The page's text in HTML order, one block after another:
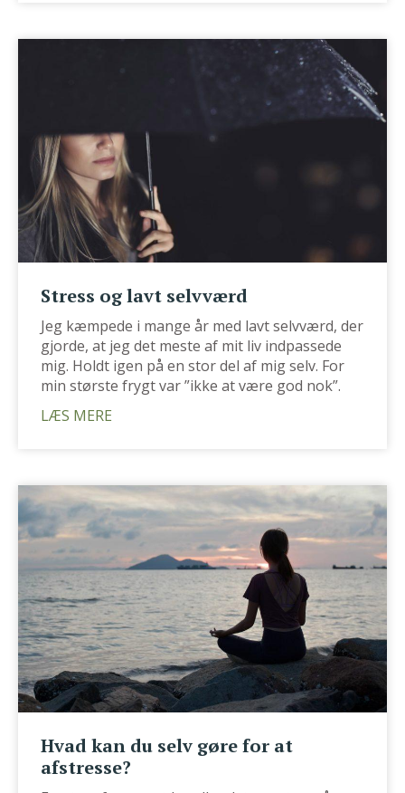
Stress og lavt selvværd
Jeg kæmpede i mange år med lavt selvværd, der
gjorde, at jeg det meste af mit liv indpassede
mig. Holdt igen på en stor del af mig selv. For
min største frygt var ”ikke at være god nok”.
LÆS MERE
Hvad kan du selv gøre for at
afstresse?